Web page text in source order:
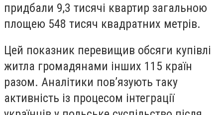
придбали 9,3 тисячі квартир загальною
площею 548 тисяч квадратних метрів.
Цей показник перевищив обсяги купівлі
житла громадянами інших 115 країн
разом. Аналітики пов’язують таку
активність із процесом інтеграції